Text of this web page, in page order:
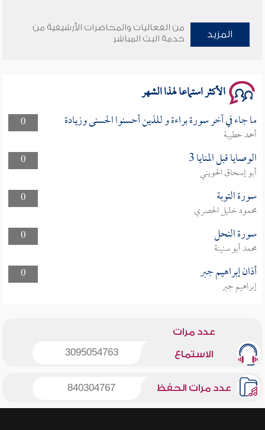
سلسلة محاضرات نفحات رمضانية 1444هـ
المزيد
من الفعاليات والمحاضرات الأرشيفية من
خدمة البث المباشر
الأكثر استماعا لهذا الشهر
0 ما جاء في آخر سورة براءة و للذين أحسنوا الحسنى وزيادة
أحمد حطيبة
0
الوصايا قبل المنايا 3
أبو إسحاق الحويني
0
سورة التوبة
محمود خليل الحصري
0
سورة النحل
محمد أبو سنينة
0
أذان إبراهيم جبر
إبراهيم جبر
عدد مرات
الاستماع 3095054763
عدد مرات الحفظ 840304767